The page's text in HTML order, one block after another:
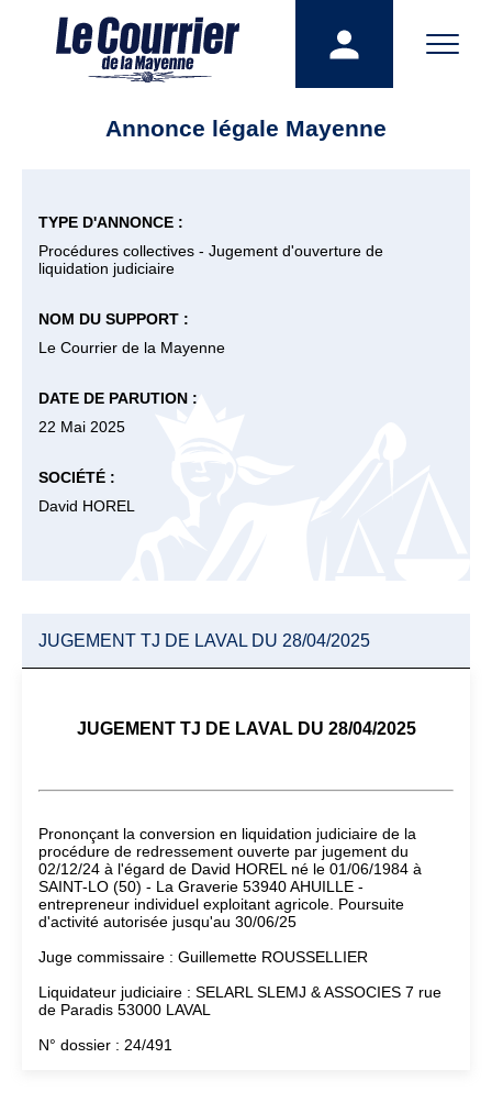
Annonce légale Mayenne
TYPE D'ANNONCE :
Procédures collectives - Jugement d'ouverture de
liquidation judiciaire
NOM DU SUPPORT :
Le Courrier de la Mayenne
DATE DE PARUTION :
22 Mai 2025
SOCIÉTÉ :
David HOREL
JUGEMENT TJ DE LAVAL DU 28/04/2025
JUGEMENT TJ DE LAVAL DU 28/04/2025
Prononçant la conversion en liquidation judiciaire de la
procédure de redressement ouverte par jugement du
02/12/24 à l'égard de David HOREL né le 01/06/1984 à
SAINT-LO (50) - La Graverie 53940 AHUILLE -
entrepreneur individuel exploitant agricole. Poursuite
d'activité autorisée jusqu'au 30/06/25
Juge commissaire : Guillemette ROUSSELLIER
Liquidateur judiciaire : SELARL SLEMJ & ASSOCIES 7 rue
de Paradis 53000 LAVAL
N° dossier : 24/491